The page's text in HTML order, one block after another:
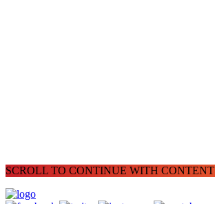
SCROLL TO CONTINUE WITH CONTENT